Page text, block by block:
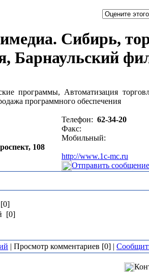
Сибирь,
Барнаульский
программы, Автоматизация
программного обеспечения
108
Телефон: 62-34-20
Факс:
Мобильный:
http://www.1c-mc.ru
Отправить сообщение
[0]
| Просмотр комментариев [0] |